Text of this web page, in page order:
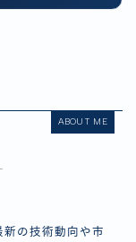
ABOUT ME
の技術動向や市